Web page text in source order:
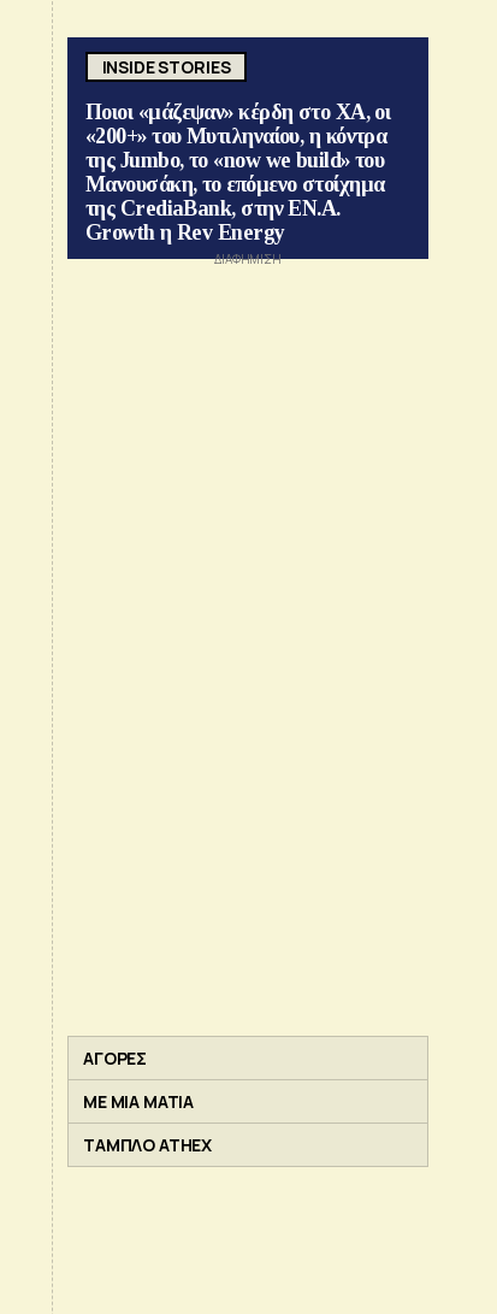
INSIDE STORIES
Ποιοι «μάζεψαν» κέρδη στο ΧΑ, οι
«200+» του Μυτιληναίου, η κόντρα
της Jumbo, το «now we build» του
Μανουσάκη, το επόμενο στοίχημα
της CrediaBank, στην ΕΝ.Α.
Growth η Rev Energy
ΑΓΟΡΕΣ
ΜΕ ΜΙΑ ΜΑΤΙΑ
ΤΑΜΠΛΟ ATHEX